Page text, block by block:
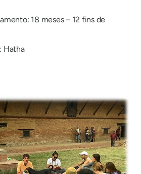
18 meses – 12 fins de
Hatha